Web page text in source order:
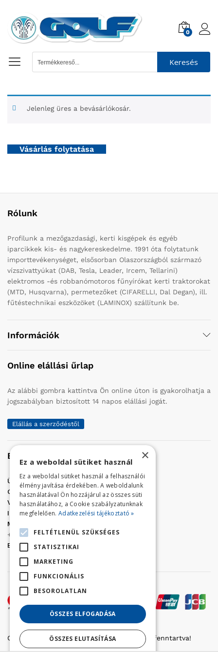
0
Keresés
Jelenleg üres a bevásárlókosár.
Vásárlás folytatása
Rólunk
Profilunk a mezőgazdasági, kerti kisgépek és egyéb
iparcikkek kis- és nagykereskedelme. 1991 óta folytatunk
importtevékenységet, elsősorban Olaszországból származó
vízszivattyúkat (DAB, Tesla, Leader, Ircem, Tellarini)
elektromos -és robbanómotoros fűnyírókat kerti traktorokat
(MTD, Husqvarna), permetezőket (CIFARELLI, Dal Degan), ill.
fűtéstechnikai eszközöket (LAMINOX) szállítunk be.
Információk
Online elállási űrlap
Az alábbi gombra kattintva Ön online úton is gyakorolhatja a
jogszabályban biztosított 14 napos elállási jogát.
Elállás a szerződéstől
Elérhetőség
Üzletünk címe:Szolnok, Vércse út 17.
Golf Center Áruház:06 (56) 423-324
VÁR-Kert Áruház: 06 (56) 429-771
Iroda:06 (56) 421-857
Megrendelés, termék információ:
+36 (70) 938-3356
E-mail:
golfaruhaz@gmail.com
Copyright © 2022 Golfker Kft. - Minden jog fenntartva!
×
Ez a weboldal sütiket használ
Ez a weboldal sütiket használ a felhasználói
élmény javítása érdekében. A weboldalunk
használatával Ön hozzájárul az összes süti
használatához, a Cookie szabályzatunknak
megfelelően. Adatkezelési tájékoztató »
FELTÉTLENÜL SZÜKSÉGES
STATISZTIKAI
MARKETING
FUNKCIONÁLIS
BESOROLATLAN
ÖSSZES ELFOGADÁSA
ÖSSZES ELUTASÍTÁSA